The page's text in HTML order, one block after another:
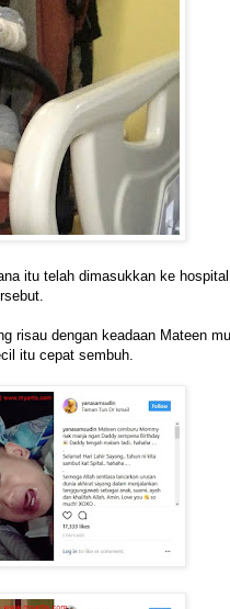
itu telah dimasukkan ke
risau dengan keadaan Mateen
itu cepat sembuh.